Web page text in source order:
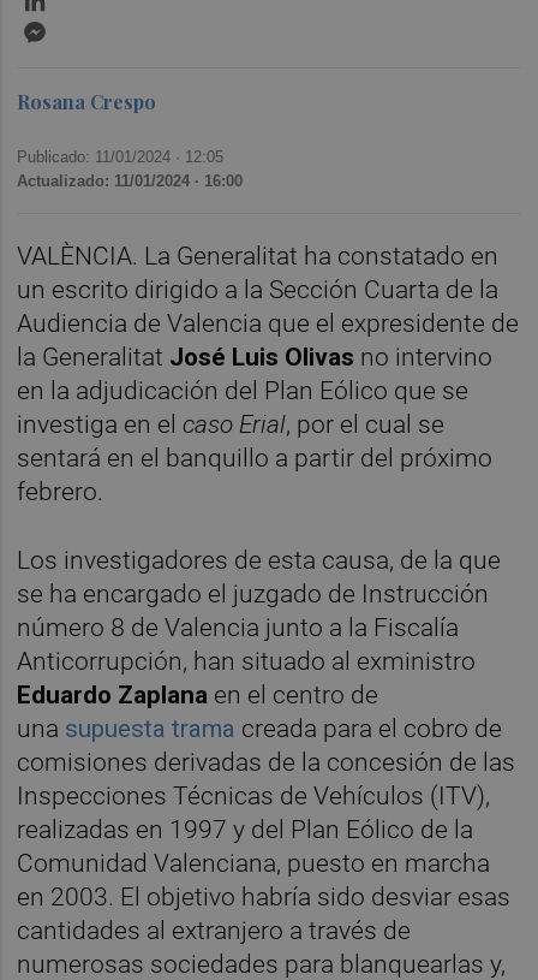
Rosana Crespo
Publicado: 11/01/2024 · 12:05
Actualizado: 11/01/2024 · 16:00
VALÈNCIA. La Generalitat ha constatado en
un escrito dirigido a la Sección Cuarta de la
Audiencia de Valencia que el expresidente de
la Generalitat José Luis Olivas no intervino
en la adjudicación del Plan Eólico que se
investiga en elcaso Erial, por el cual se
sentará en el banquillo a partir del próximo
febrero.
Los investigadores de esta causa, de la que
se ha encargado el juzgado de Instrucción
número 8 de Valencia junto a la Fiscalía
Anticorrupción, han situado al exministro
Eduardo Zaplana en el centro de
una supuesta trama creada para el cobro de
comisiones derivadas de la concesión de las
Inspecciones Técnicas de Vehículos (ITV),
realizadas en 1997 y del Plan Eólico de la
Comunidad Valenciana, puesto en marcha
en 2003. El objetivo habría sido desviar esas
cantidades al extranjero a través de
numerosas sociedades para blanquearlas y,